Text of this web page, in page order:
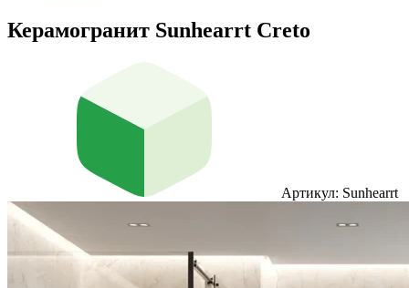
Керамогранит Sunhearrt Creto
Артикул: Sunhearrt